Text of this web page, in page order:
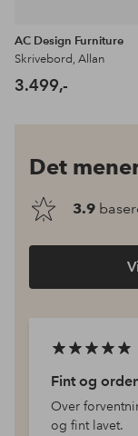
AC Design Furniture
Skrivebord, Allan
3.499,-
Det
3.9
Fint og
Over
og fint lavet.